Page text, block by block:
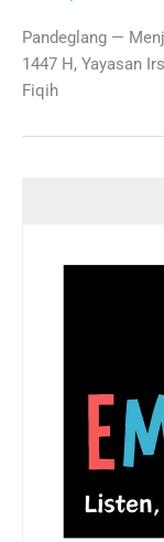
Pandeglang —
1447 H, Yayasan
Fiqih